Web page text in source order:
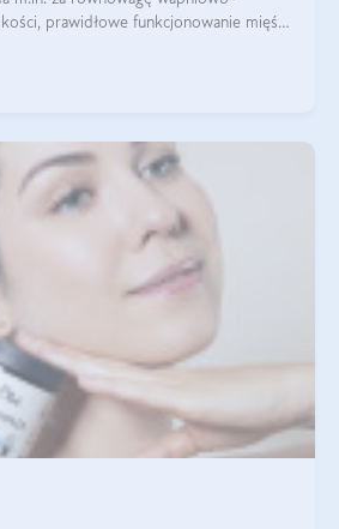
prawidłowe funkcjonowanie mięśni